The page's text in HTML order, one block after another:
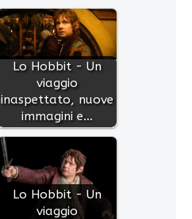
Lo Hobbit - Un
viaggio
inaspettato, nuove
immagini e…
Lo Hobbit - Un
viaggio